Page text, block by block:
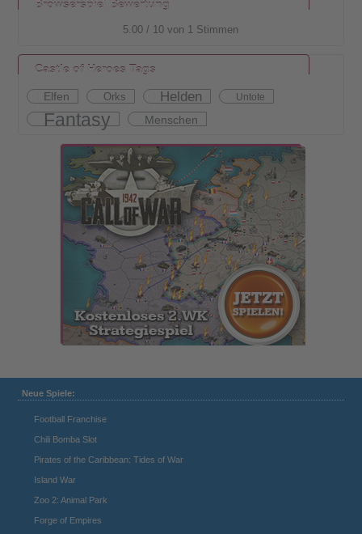
Browserspiel Bewertung
5.00 / 10 von 1 Stimmen
Castle of Heroes Tags
Elfen Orks Helden Untote
Fantasy Menschen
Neue Spiele:
Football Franchise
Chili Bomba Slot
Pirates of the Caribbean: Tides of War
Island War
Zoo 2: Animal Park
Forge of Empires